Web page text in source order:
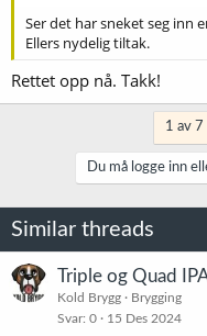
Ser det har sneket seg inn
Ellers nydelig tiltak.
Rettet opp nå. Takk!
1 av 7
Du må logge inn
Similar threads
Triple og Quad
Kold Brygg
Brygging
Svar 0 15 Des 2024